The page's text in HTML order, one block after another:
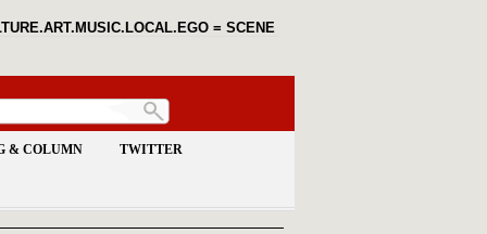
= SCENE
& COLUMN TWITTER